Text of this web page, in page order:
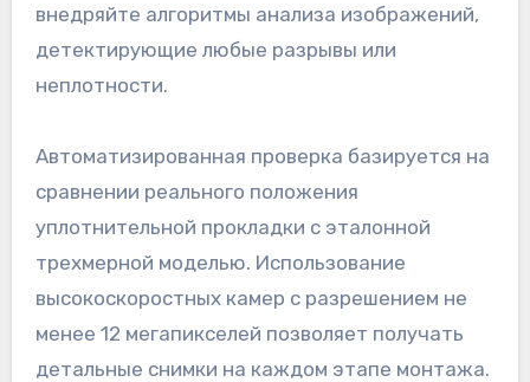
внедряйте алгоритмы анализа изображений,
детектирующие любые разрывы или
неплотности.
Автоматизированная проверка базируется на
сравнении реального положения
уплотнительной прокладки с эталонной
трехмерной моделью. Использование
высокоскоростных камер с разрешением не
менее 12 мегапикселей позволяет получать
детальные снимки на каждом этапе монтажа.